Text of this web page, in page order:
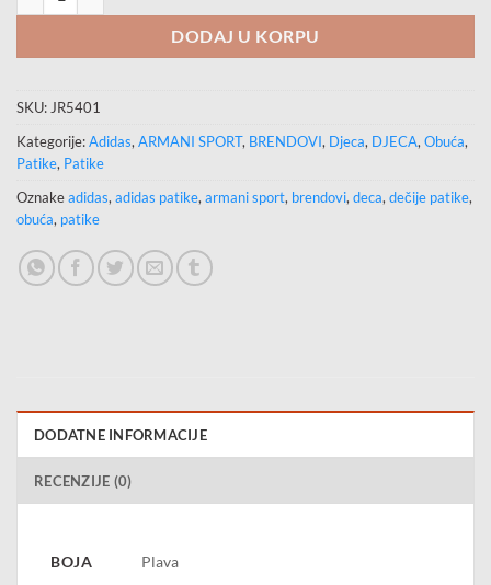
DODAJ U KORPU
SKU: JR5401
Kategorije:Adidas, ARMANI SPORT, BRENDOVI, Djeca, DJECA, Obuća,
Patike, Patike
Oznakeadidas, adidas patike, armani sport, brendovi, deca, dečije patike,
obuća, patike
DODATNE INFORMACIJE
RECENZIJE (0)
BOJA Plava